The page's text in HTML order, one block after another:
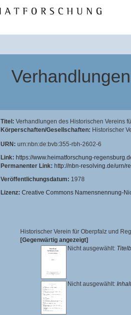
Titel: Verhandlungen des Historischen Vereins
Körperschaften/Gesellschaften: Historischer
URN: urn:nbn:de:bvb:355-rbh-2602-6
Link: https://www.heimatforschung-
Permanenter Link: http://nbn-resolving.de/urn/
Veröffentlichungsdatum: 1978
Lizenz: Creative Commons Namensnennung-
Historischer Verein für Oberpfalz und
[Gegenwärtig angezeigt]
Nicht ausgewählt:
Nicht ausgewählt: